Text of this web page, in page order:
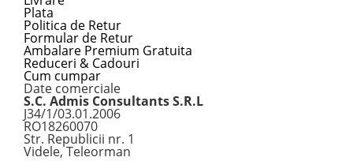
Plata
Politica de Retur
Formular de Retur
Ambalare Premium Gratuita
Reduceri & Cadouri
Cum cumpar
Date comerciale
S.C. Admis Consultants S.R.L
J34/1/03.01.2006
RO18260070
Str. Republicii nr. 1
Videle, Teleorman